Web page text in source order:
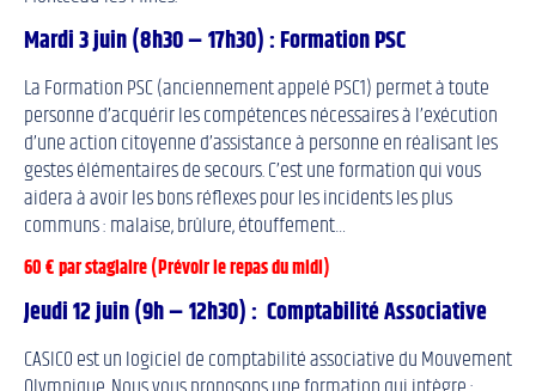
Mardi 3 juin (8h30 – 17h30) : Formation PSC
La Formation PSC (anciennement appelé PSC1) permet à toute
personne d’acquérir les compétences nécessaires à l’exécution
d’une action citoyenne d’assistance à personne en réalisant les
gestes élémentaires de secours. C’est une formation qui vous
aidera à avoir les bons réflexes pour les incidents les plus
communs : malaise, brûlure, étouffement…
60 € par stagiaire (Prévoir le repas du midi)
Jeudi 12 juin (9h – 12h30) : Comptabilité Associative
CASICO est un logiciel de comptabilité associative du Mouvement